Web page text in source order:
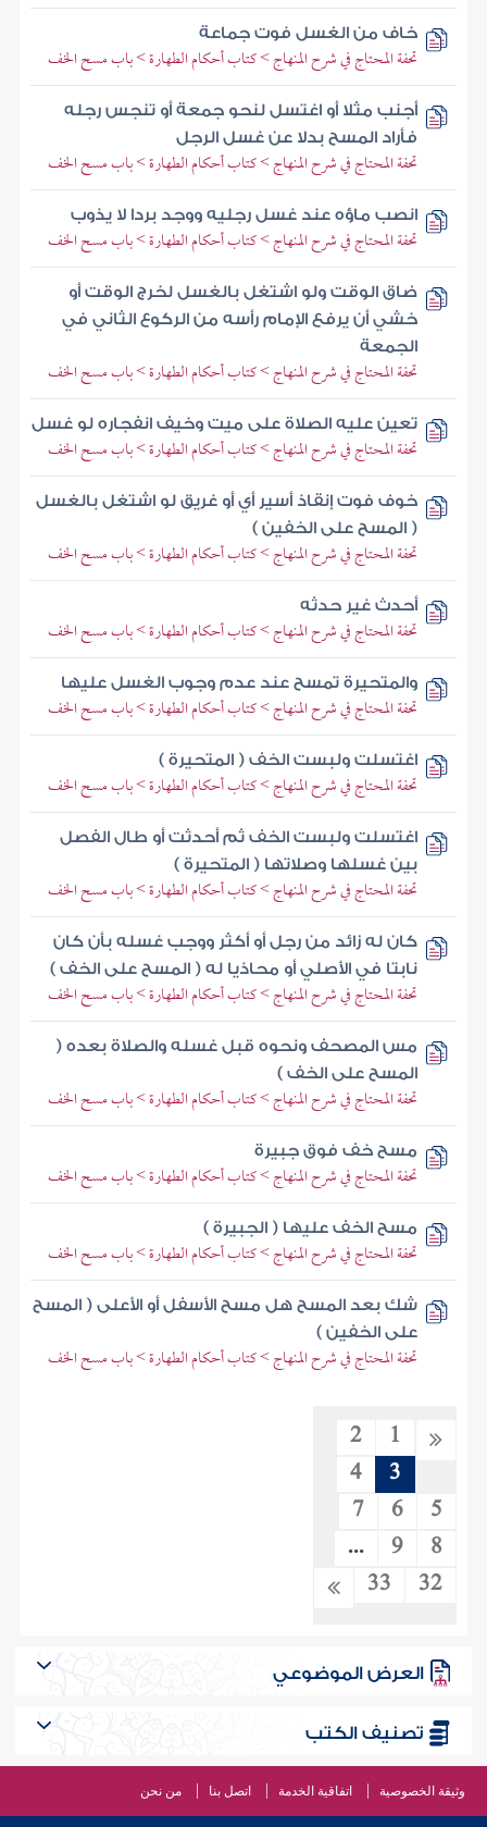
خاف من الغسل فوت جماعة
تحفة المحتاج في شرح المنهاج > كتاب أحكام الطهارة > باب مسح الخف
أجنب مثلا أو اغتسل لنحو جمعة أو تنجس رجله
فأراد المسح بدلا عن غسل الرجل
تحفة المحتاج في شرح المنهاج > كتاب أحكام الطهارة > باب مسح الخف
انصب ماؤه عند غسل رجليه ووجد بردا لا يذوب
تحفة المحتاج في شرح المنهاج > كتاب أحكام الطهارة > باب مسح الخف
ضاق الوقت ولو اشتغل بالغسل لخرج الوقت أو
خشي أن يرفع الإمام رأسه من الركوع الثاني في
الجمعة
تحفة المحتاج في شرح المنهاج > كتاب أحكام الطهارة > باب مسح الخف
تعين عليه الصلاة على ميت وخيف انفجاره لو غسل
تحفة المحتاج في شرح المنهاج > كتاب أحكام الطهارة > باب مسح الخف
خوف فوت إنقاذ أسير أي أو غريق لو اشتغل بالغسل
( المسح على الخفين )
تحفة المحتاج في شرح المنهاج > كتاب أحكام الطهارة > باب مسح الخف
أحدث غير حدثه
تحفة المحتاج في شرح المنهاج > كتاب أحكام الطهارة > باب مسح الخف
والمتحيرة تمسح عند عدم وجوب الغسل عليها
تحفة المحتاج في شرح المنهاج > كتاب أحكام الطهارة > باب مسح الخف
اغتسلت ولبست الخف ( المتحيرة )
تحفة المحتاج في شرح المنهاج > كتاب أحكام الطهارة > باب مسح الخف
اغتسلت ولبست الخف ثم أحدثت أو طال الفصل
بين غسلها وصلاتها ( المتحيرة )
تحفة المحتاج في شرح المنهاج > كتاب أحكام الطهارة > باب مسح الخف
كان له زائد من رجل أو أكثر ووجب غسله بأن كان
نابتا في الأصلي أو محاذيا له ( المسح على الخف )
تحفة المحتاج في شرح المنهاج > كتاب أحكام الطهارة > باب مسح الخف
مس المصحف ونحوه قبل غسله والصلاة بعده (
المسح على الخف )
تحفة المحتاج في شرح المنهاج > كتاب أحكام الطهارة > باب مسح الخف
مسح خف فوق جبيرة
تحفة المحتاج في شرح المنهاج > كتاب أحكام الطهارة > باب مسح الخف
مسح الخف عليها ( الجبيرة )
تحفة المحتاج في شرح المنهاج > كتاب أحكام الطهارة > باب مسح الخف
شك بعد المسح هل مسح الأسفل أو الأعلى ( المسح
على الخفين )
تحفة المحتاج في شرح المنهاج > كتاب أحكام الطهارة > باب مسح الخف
1
2
3
4
5
6
7
8
9
...
32
33
العرض الموضوعي
تصنيف الكتب
وثيقة الخصوصية اتفاقية الخدمة اتصل بنا من نحن